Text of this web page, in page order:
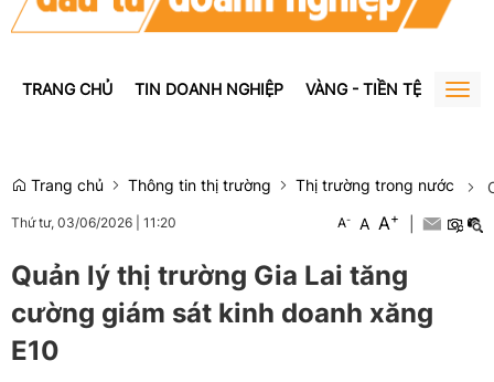
TRANG CHỦ TIN DOANH NGHIỆP VÀNG - TIỀN TỆ BẤT
Trang chủ Thông tin thị trường Thị trường trong nước
Thứ tư, 03/06/2026 11:20 A- A A+
Quản lý thị trường Gia Lai tăng
cường giám sát kinh doanh xăng
E10